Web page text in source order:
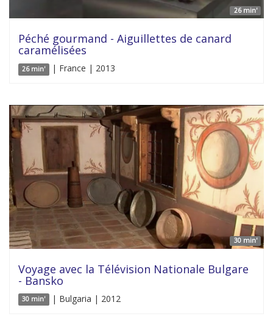
26 min'
Péché gourmand - Aiguillettes de canard
caramélisées
26 min' | France | 2013
30 min'
Voyage avec la Télévision Nationale Bulgare
- Bansko
30 min' | Bulgaria | 2012